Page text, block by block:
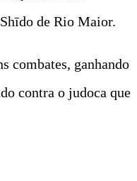
de Rio Maior.
combates, ganhando
contra o judoca que